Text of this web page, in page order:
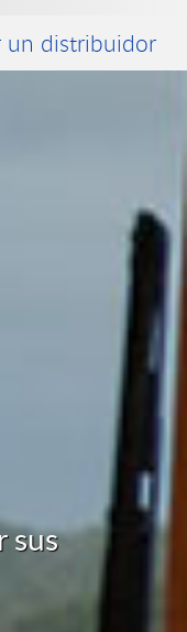
un distribuidor
sus